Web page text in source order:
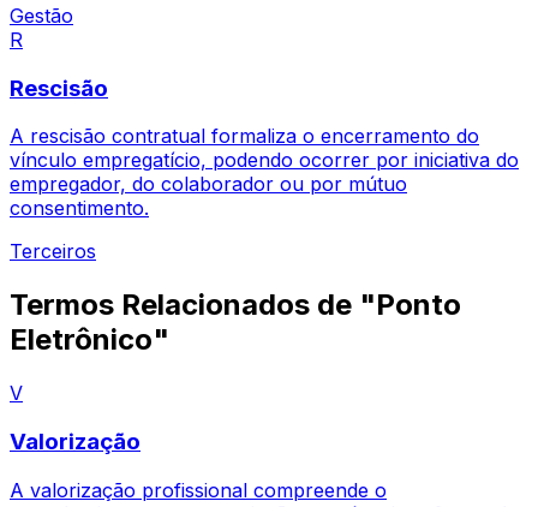
Gestão
R
Rescisão
A rescisão contratual formaliza o encerramento do
vínculo empregatício, podendo ocorrer por iniciativa do
empregador, do colaborador ou por mútuo
consentimento.
Terceiros
Termos Relacionados de "Ponto
Eletrônico"
V
Valorização
A valorização profissional compreende o